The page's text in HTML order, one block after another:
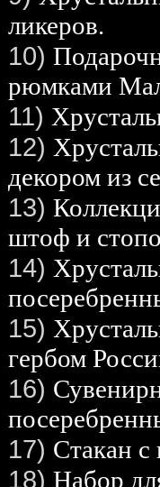
ликеров.
10)
рюмками
11)
12)
декором из
13)
штоф и
14)
15)
гербом
16)
17) Стакан
18) Набор